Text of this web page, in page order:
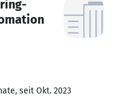
seit Okt. 2023